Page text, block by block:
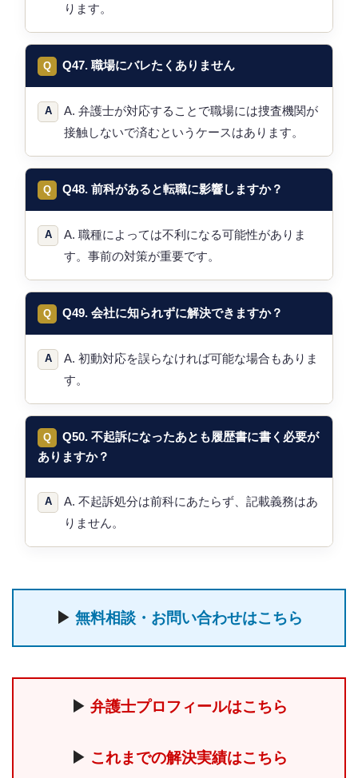
ります。
Q47. 職場にバレたくありません
A. 弁護士が対応することで職場には捜査機関が
接触しないで済むというケースはあります。
Q48. 前科があると転職に影響しますか？
A. 職種によっては不利になる可能性がありま
す。事前の対策が重要です。
Q49. 会社に知られずに解決できますか？
A. 初動対応を誤らなければ可能な場合もありま
す。
Q50. 不起訴になったあとも履歴書に書く必要が
ありますか？
A. 不起訴処分は前科にあたらず、記載義務はあ
りません。
▶ 無料相談・お問い合わせはこちら
▶ 弁護士プロフィールはこちら
▶ これまでの解決実績はこちら